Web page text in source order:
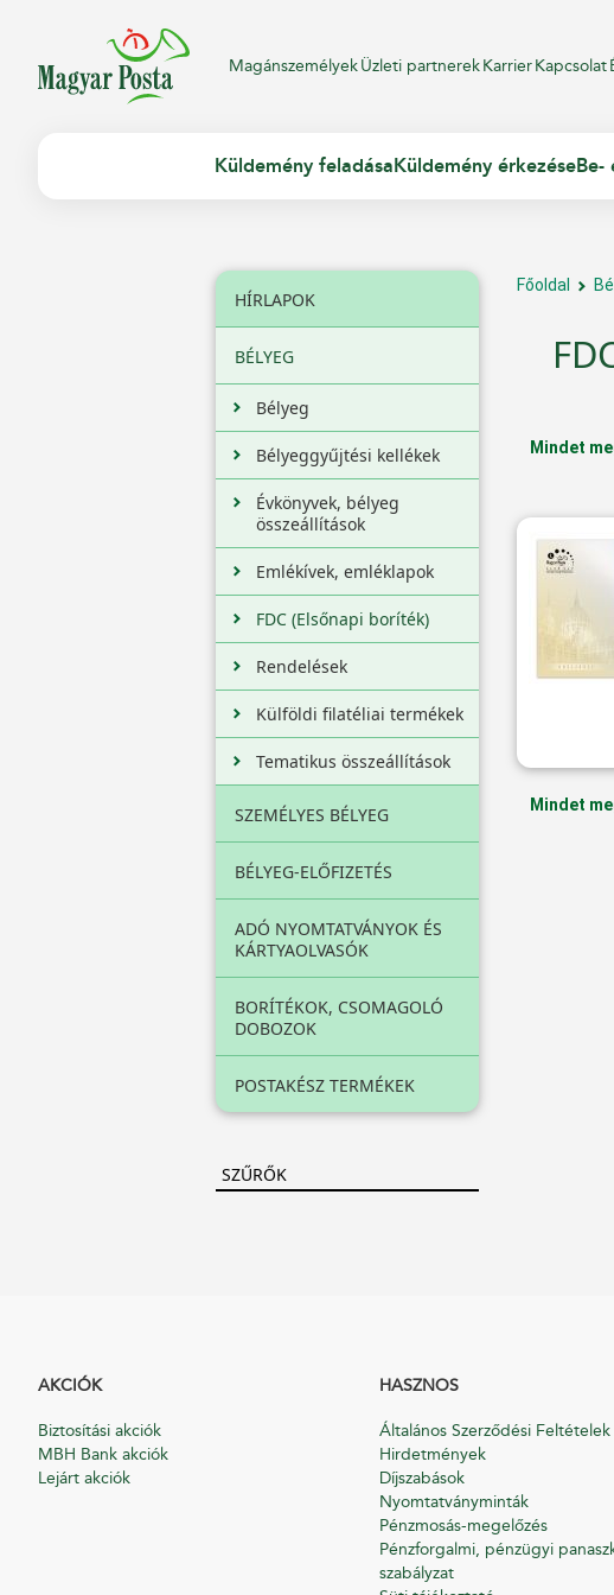
MagánszemélyekÜzleti partnerekKarrierKapcsolat
Küldemény feladása Küldemény érkezéseBe-
HÍRLAPOK
BÉLYEG
Bélyeg
Bélyeggyűjtési kellékek
Évkönyvek, bélyeg
összeállítások
Emlékívek, emléklapok
FDC (Elsőnapi boríték)
Rendelések
Külföldi filatéliai termékek
Tematikus összeállítások
SZEMÉLYES BÉLYEG
BÉLYEG-ELŐFIZETÉS
ADÓ NYOMTATVÁNYOK ÉS
KÁRTYAOLVASÓK
BORÍTÉKOK, CSOMAGOLÓ
DOBOZOK
POSTAKÉSZ TERMÉKEK
SZŰRŐK
Főoldal
Mindet
Mindet
AKCIÓK
Biztosítási akciók
MBH Bank akciók
Lejárt akciók
HASZNOS
Általános Szerződési Feltételek
Hirdetmények
Díjszabások
Nyomtatványminták
Pénzmosás-megelőzés
Pénzforgalmi, pénzügyi
szabályzat